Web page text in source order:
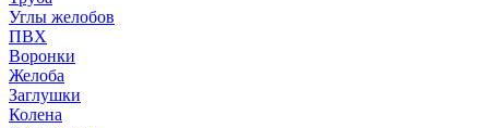
Углы желобов
ПВХ
Воронки
Желоба
Заглушки
Колена